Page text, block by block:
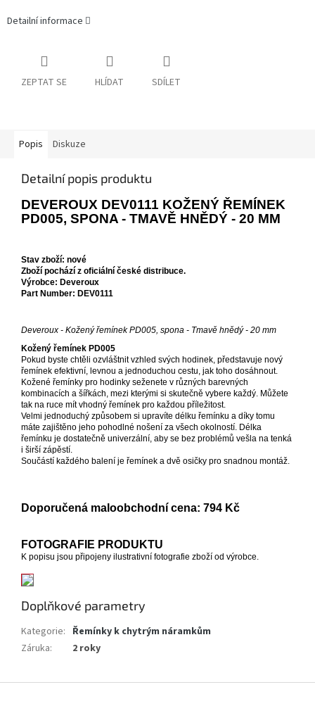
Detailní informace
ZEPTAT SE HLÍDAT SDÍLET
Popis Diskuze
Detailní popis produktu
DEVEROUX DEV0111 KOŽENÝ ŘEMÍNEK
PD005, SPONA - TMAVĚ HNĚDÝ - 20 MM
Stav zboží: nové
Zboží pochází z oficiální české distribuce.
Výrobce: Deveroux
Part Number: DEV0111
Deveroux - Kožený řemínek PD005, spona - Tmavě hnědý - 20 mm
Kožený řemínek PD005
Pokud byste chtěli ozvláštnit vzhled svých hodinek, představuje nový
řemínek efektivní, levnou a jednoduchou cestu, jak toho dosáhnout.
Kožené řemínky pro hodinky seženete v různých barevných
kombinacích a šířkách, mezi kterými si skutečně vybere každý. Můžete
tak na ruce mít vhodný řemínek pro každou příležitost.
Velmi jednoduchý způsobem si upravíte délku řemínku a díky tomu
máte zajištěno jeho pohodlné nošení za všech okolností. Délka
řemínku je dostatečně univerzální, aby se bez problémů vešla na tenká
i širší zápěstí.
Součástí každého balení je řemínek a dvě osičky pro snadnou montáž.
Doporučená maloobchodní cena: 794 Kč
FOTOGRAFIE PRODUKTU
K popisu jsou připojeny ilustrativní fotografie zboží od výrobce.
Doplňkové parametry
Kategorie: Řemínky k chytrým náramkům
Záruka: 2 roky